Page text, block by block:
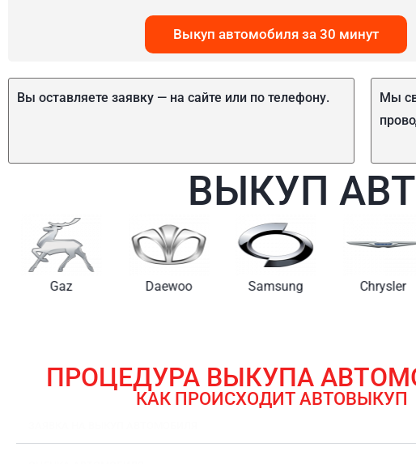
Выкуп автомобиля за 30 минут
Вы оставляете заявку — на сайте или по телефону.
Мы
ВЫКУП
Gaz Daewoo Samsung Chrysler
ПРОЦЕДУРА ВЫКУПА
КАК ПРОИСХОДИТ АВТОВЫКУП